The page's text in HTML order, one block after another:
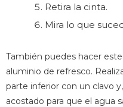
Retira la cinta.
Mira lo que
También puedes hacer
aluminio de refresco.
parte inferior con un clavo
acostado para que el agua